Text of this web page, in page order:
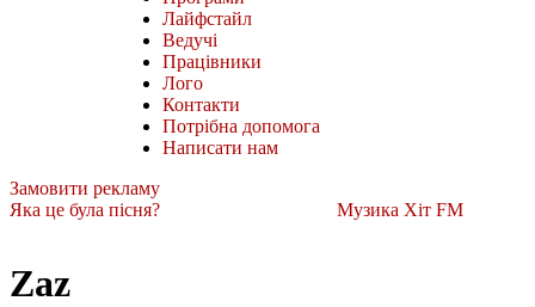
Лайфстайл
Ведучі
Працівники
Лого
Контакти
Потрібна допомога
Написати нам
Замовити рекламу
Яка це була пісня?
Музика Хіт FM
Zaz